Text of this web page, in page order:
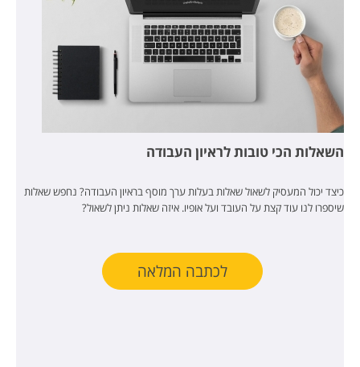
השאלות הכי טובות לראיון העבודה
כיצד יכול המעסיק לשאול שאלות בעלות ערך מוסף בראיון העבודה? נחפש שאלות
שיספרו לנו עוד קצת על העובד ועל אופיו. איזה שאלות ניתן לשאול?
לכתבה המלאה